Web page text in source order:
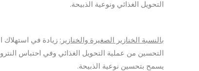
التحويل الغذائي ونوعية الذبيحة.
بالنسبة الخنازير الصغيرة والخنازير: زيادة في استهلاك
التحسين من عملية التحويل الغذائي وفي احتباس
يسمح بتحسين نوعية الذبيحة.